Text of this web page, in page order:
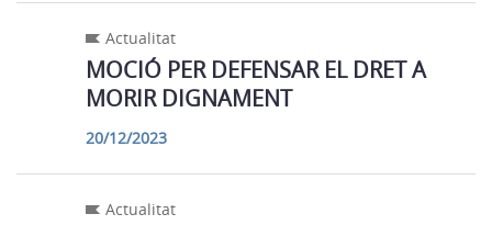
Actualitat
MOCIÓ PER DEFENSAR EL DRET A
MORIR DIGNAMENT
20/12/2023
Actualitat